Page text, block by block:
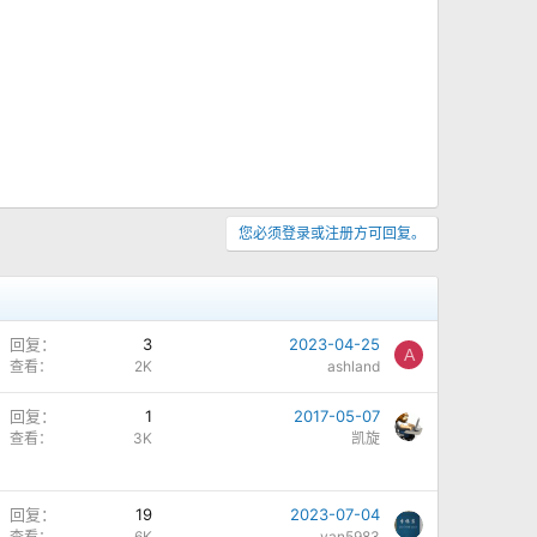
您必须登录或注册方可回复。
回复 3
查看 2K
2023-04-25
ashland
A
回复 1
查看 3K
2017-05-07
凯旋
回复 19 2023-07-04